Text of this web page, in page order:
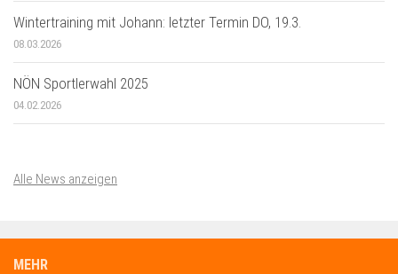
Wintertraining mit Johann: letzter Termin DO, 19.3.
08.03.2026
NÖN Sportlerwahl 2025
04.02.2026
Alle News anzeigen
MEHR